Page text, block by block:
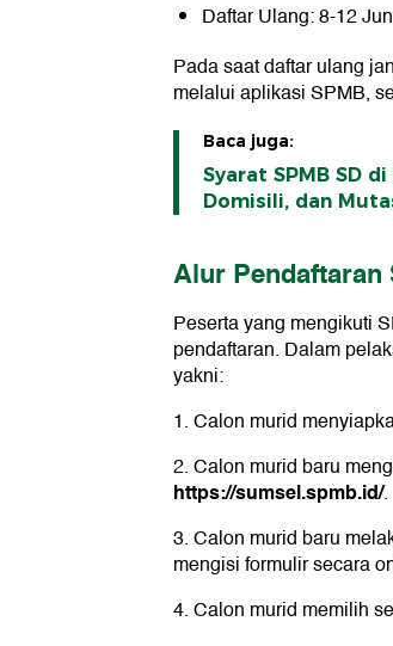
Daftar Ulang: 8-12
Pada saat daftar ulang
melalui aplikasi SPMB,
Baca juga:
Syarat SPMB SD
Domisili, dan
Alur Pendaftaran
Peserta yang mengikuti
pendaftaran. Dalam
yakni:
1. Calon murid
2. Calon murid baru
https://sumsel.spmb.id/.
3. Calon murid baru
mengisi formulir secara
4. Calon murid memilih